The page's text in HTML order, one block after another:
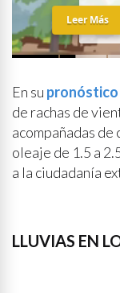
Leer Más
En su
de rachas de
acompañadas de
oleaje de 1.5 a
a la ciudadanía
LLUVIAS EN